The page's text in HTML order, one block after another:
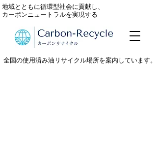
全国の使用済み油リサイクル場所を案内しています。
地域とともに循環型社会に貢献し、
カーボンニュートラルを実現する